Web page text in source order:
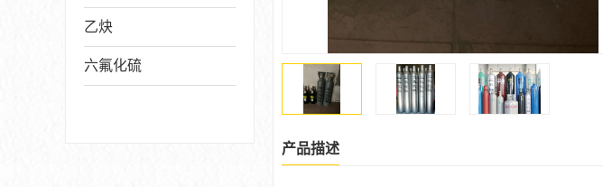
乙炔
六氟化硫
产品描述